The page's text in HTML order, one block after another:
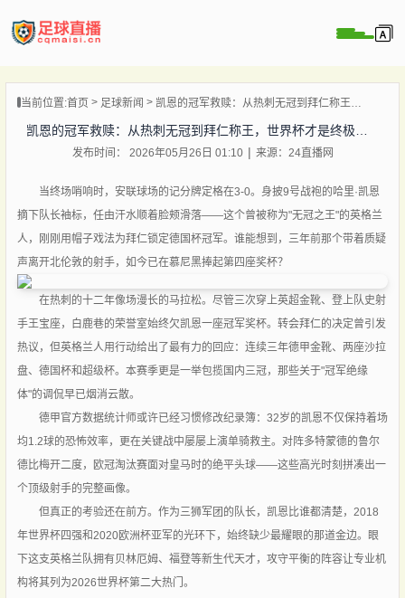
播
播
当前位置:首页 足球新闻 凯恩的冠军救赎：从热刺无冠到拜仁称王，世界杯才是终极战场！
凯恩的冠军救赎：从热刺无冠到拜仁称王，世界杯才是终极战场！
发布时间： 2026年05月26日 01:10 来源：24直播网
当终场哨响时，安联球场的记分牌定格在3-0。身披9号战袍的哈里·凯恩
摘下队长袖标，任由汗水顺着脸颊滑落——这个曾被称为"无冠之王"的英格兰
人，刚刚用帽子戏法为拜仁锁定德国杯冠军。谁能想到，三年前那个带着质疑
声离开北伦敦的射手，如今已在慕尼黑捧起第四座奖杯？
在热刺的十二年像场漫长的马拉松。尽管三次穿上英超金靴、登上队史射
手王宝座，白鹿巷的荣誉室始终欠凯恩一座冠军奖杯。转会拜仁的决定曾引发
热议，但英格兰人用行动给出了最有力的回应：连续三年德甲金靴、两座沙拉
盘、德国杯和超级杯。本赛季更是一举包揽国内三冠，那些关于"冠军绝缘
体"的调侃早已烟消云散。
德甲官方数据统计师或许已经习惯修改纪录簿：32岁的凯恩不仅保持着场
均1.2球的恐怖效率，更在关键战中屡屡上演单骑救主。对阵多特蒙德的鲁尔
德比梅开二度，欧冠淘汰赛面对皇马时的绝平头球——这些高光时刻拼凑出一
个顶级射手的完整画像。
但真正的考验还在前方。作为三狮军团的队长，凯恩比谁都清楚，2018
年世界杯四强和2020欧洲杯亚军的光环下，始终缺少最耀眼的那道金边。眼
下这支英格兰队拥有贝林厄姆、福登等新生代天才，攻守平衡的阵容让专业机
构将其列为2026世界杯第二大热门。